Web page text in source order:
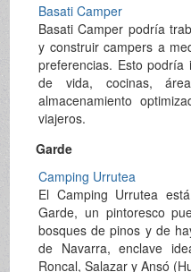
Basati Camper
Basati Camper podría
y construir campers a
preferencias. Esto
de vida, cocinas,
almacenamiento
viajeros.
Garde
Camping Urrutea
El Camping Urrutea
Garde, un pintoresco
bosques de pinos y de
de Navarra, enclave
Roncal, Salazar y Ansó